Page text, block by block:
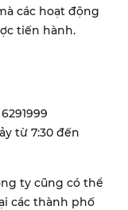
các hoạt động
tiến hành.
từ 7:30 đến
ty cũng có thể
các thành phố